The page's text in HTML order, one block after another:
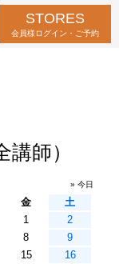
STORES
会員様ログイン・ご予約
師）
» 今日
金
土
1
2
8
9
15
16